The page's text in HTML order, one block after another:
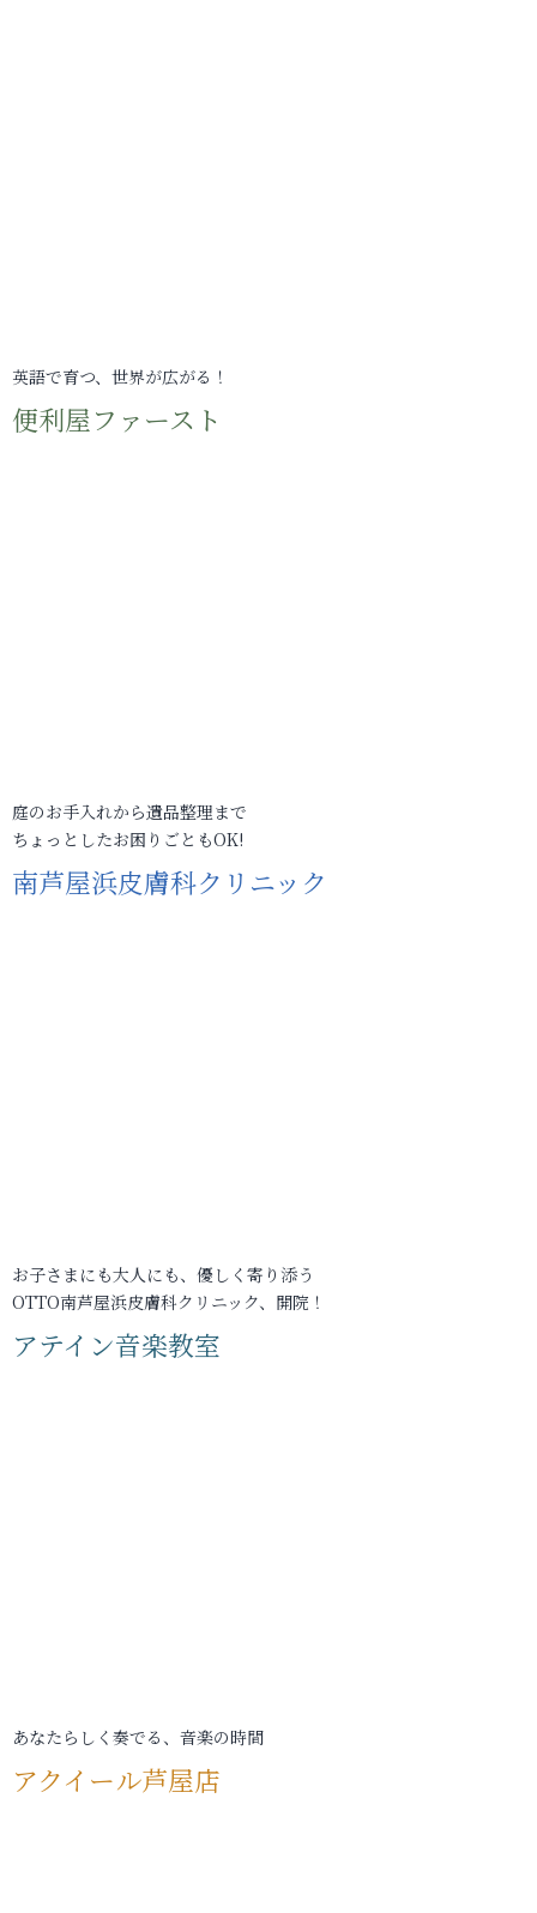
英語で育つ、世界が広がる！
便利屋ファースト
庭のお手入れから遺品整理まで
ちょっとしたお困りごともOK!
南芦屋浜皮膚科クリニック
お子さまにも大人にも、優しく寄り添う
OTTO南芦屋浜皮膚科クリニック、開院！
アテイン音楽教室
あなたらしく奏でる、音楽の時間
アクイール芦屋店